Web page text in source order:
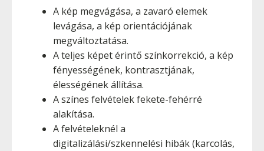
A kép megvágása, a zavaró elemek
levágása, a kép orientációjának
megváltoztatása.
A teljes képet érintő színkorrekció, a kép
fényességének, kontrasztjának,
élességének állítása.
A színes felvételek fekete-fehérré
alakítása.
A felvételeknél a
digitalizálási/szkennelési hibák (karcolás,